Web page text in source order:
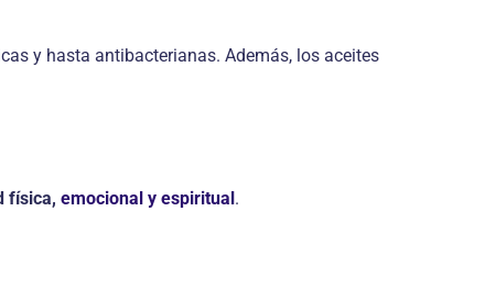
y hasta antibacterianas. Además, los aceites
física, emocional y espiritual.